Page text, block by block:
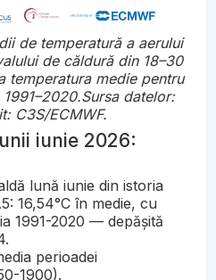
de temperatură a aerului
de căldură din 18–30
temperatura medie pentru
datelor:
C3S/ECMWF.
iunie 2026:
lună iunie din istoria
16,54°C în medie, cu
1991-2020 — depășită
perioadei
1900).